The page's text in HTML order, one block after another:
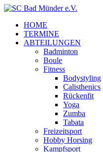
HOME
TERMINE
ABTEILUNGEN
Badminton
Boule
Fitness
Bodystyling
Calisthenics
Rückenfit
Yoga
Zumba
Tabata
Freizeitsport
Hobby Horsing
Kampfsport